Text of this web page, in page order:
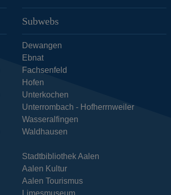
Subwebs
Dewangen
Ebnat
Fachsenfeld
Hofen
Unterkochen
Unterrombach - Hofherrnweiler
Wasseralfingen
Waldhausen
Stadtbibliothek Aalen
Aalen Kultur
Aalen Tourismus
Limesmuseum